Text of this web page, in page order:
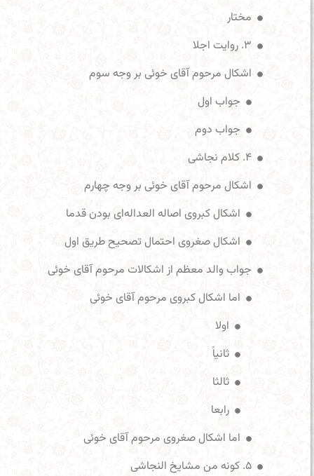
مختار
۳. روایت اجلا
اشکال مرحوم آقای خوئی بر وجه سوم
جواب اول
جواب دوم
۴. کلام نجاشی
اشکال مرحوم آقای خوئی بر وجه چهارم
اشکال کبروی اصاله العداله‌ای بودن قدما
اشکال صغروی احتمال تصحیح طریق اول
جواب والد معظم از اشکالات مرحوم آقای خوئی
اما اشکال کبروی مرحوم آقای خوئی
اولا
ثانیاً
ثالثا
رابعا
اما اشکال صغروی مرحوم آقای خوئی
۵. کونه من مشایخ النجاشی